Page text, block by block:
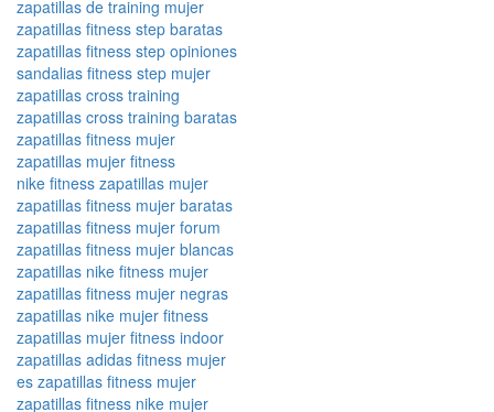
zapatillas de training mujer
zapatillas fitness step baratas
zapatillas fitness step opiniones
sandalias fitness step mujer
zapatillas cross training
zapatillas cross training baratas
zapatillas fitness mujer
zapatillas mujer fitness
nike fitness zapatillas mujer
zapatillas fitness mujer baratas
zapatillas fitness mujer forum
zapatillas fitness mujer blancas
zapatillas nike fitness mujer
zapatillas fitness mujer negras
zapatillas nike mujer fitness
zapatillas mujer fitness indoor
zapatillas adidas fitness mujer
es zapatillas fitness mujer
zapatillas fitness nike mujer